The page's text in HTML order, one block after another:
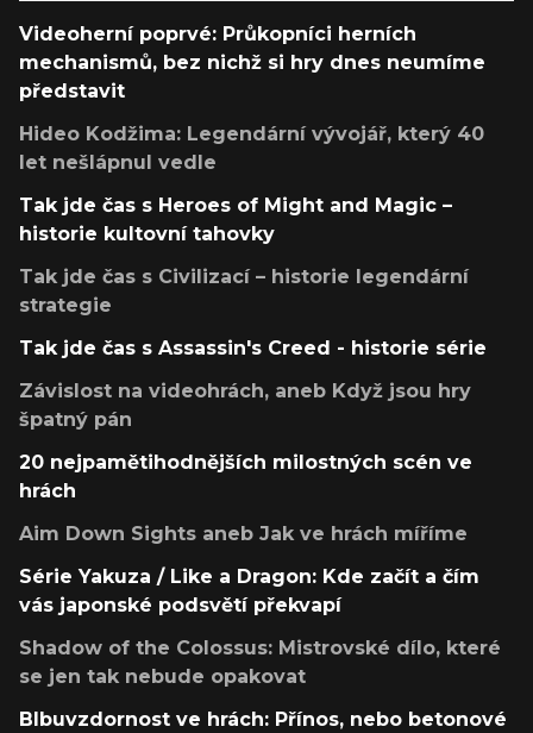
Videoherní poprvé: Průkopníci herních
mechanismů, bez nichž si hry dnes neumíme
představit
Hideo Kodžima: Legendární vývojář, který 40
let nešlápnul vedle
Tak jde čas s Heroes of Might and Magic –
historie kultovní tahovky
Tak jde čas s Civilizací – historie legendární
strategie
Tak jde čas s Assassin's Creed - historie série
Závislost na videohrách, aneb Když jsou hry
špatný pán
20 nejpamětihodnějších milostných scén ve
hrách
Aim Down Sights aneb Jak ve hrách míříme
Série Yakuza / Like a Dragon: Kde začít a čím
vás japonské podsvětí překvapí
Shadow of the Colossus: Mistrovské dílo, které
se jen tak nebude opakovat
Blbuvzdornost ve hrách: Přínos, nebo betonové